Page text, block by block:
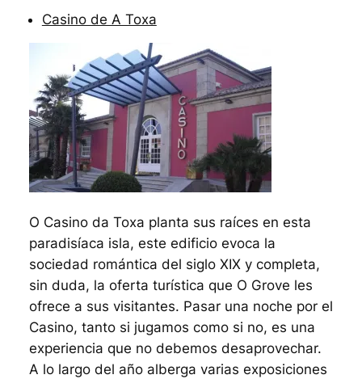
Casino de A Toxa
O Casino da Toxa planta sus raíces en esta
paradisíaca isla, este edificio evoca la
sociedad romántica del siglo XIX y completa,
sin duda, la oferta turística que O Grove les
ofrece a sus visitantes. Pasar una noche por el
Casino, tanto si jugamos como si no, es una
experiencia que no debemos desaprovechar.
A lo largo del año alberga varias exposiciones